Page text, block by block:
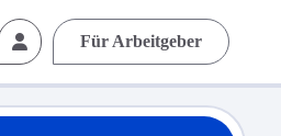
Für Arbeitgeber